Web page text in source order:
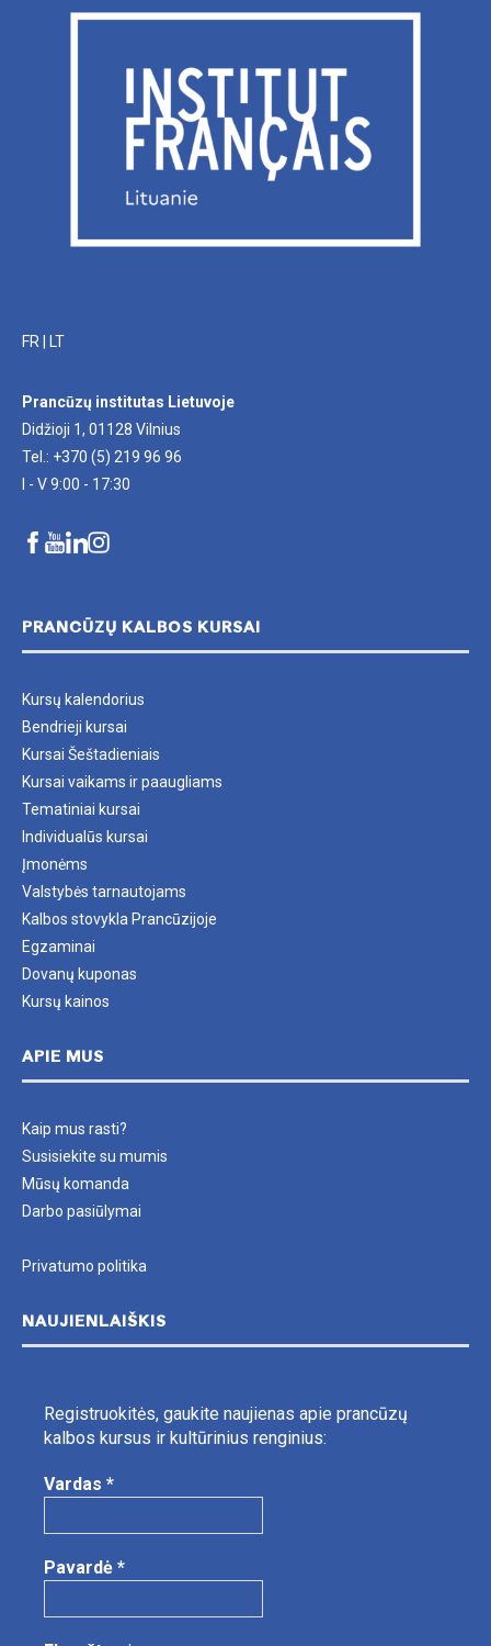
FR LT
Prancūzų institutas Lietuvoje
Didžioji 1, 01128 Vilnius
Tel.: +370 (5) 219 96 96
I - V 9:00 - 17:30
PRANCŪZŲ KALBOS KURSAI
Kursų kalendorius
Bendrieji kursai
Kursai Šeštadieniais
Kursai vaikams ir paaugliams
Tematiniai kursai
Individualūs kursai
Įmonėms
Valstybės tarnautojams
Kalbos stovykla Prancūzijoje
Egzaminai
Dovanų kuponas
Kursų kainos
APIE MUS
Kaip mus rasti?
Susisiekite su mumis
Mūsų komanda
Darbo pasiūlymai
Privatumo politika
NAUJIENLAIŠKIS
Registruokitės, gaukite naujienas apie prancūzų
kalbos kursus ir kultūrinius renginius:
Vardas *
Pavardė *